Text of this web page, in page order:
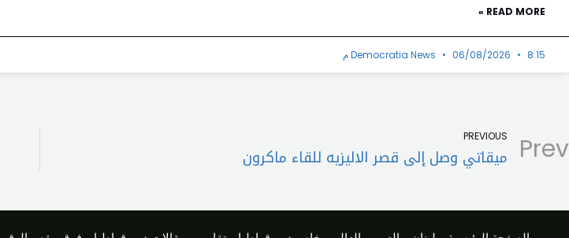
READ MORE »
Democratia News 06/08/2026 8:15 م
Prev
PREVIOUS
ميقاتي وصل إلى قصر الاليزيه للقاء ماكرون